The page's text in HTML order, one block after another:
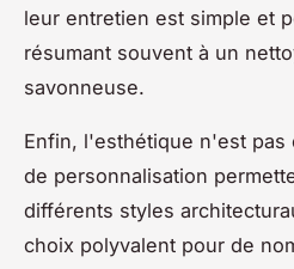
leur entretien est simple et
résumant souvent à un
savonneuse.
Enfin, l'esthétique n'est pas
de personnalisation
différents styles
choix polyvalent pour de